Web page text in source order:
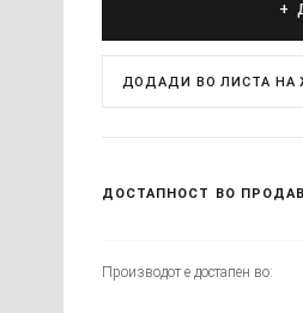
+
ДОДАДИ ВО ЛИСТА НА
ДОСТАПНОСТ ВО
Производот е достапен во: